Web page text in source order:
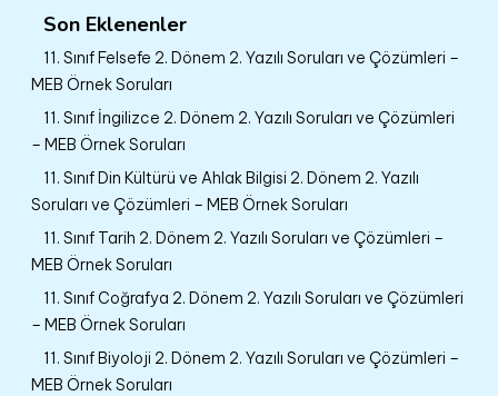
Son Eklenenler
11. Sınıf Felsefe 2. Dönem 2. Yazılı Soruları ve Çözümleri –
MEB Örnek Soruları
11. Sınıf İngilizce 2. Dönem 2. Yazılı Soruları ve Çözümleri
– MEB Örnek Soruları
11. Sınıf Din Kültürü ve Ahlak Bilgisi 2. Dönem 2. Yazılı
Soruları ve Çözümleri – MEB Örnek Soruları
11. Sınıf Tarih 2. Dönem 2. Yazılı Soruları ve Çözümleri –
MEB Örnek Soruları
11. Sınıf Coğrafya 2. Dönem 2. Yazılı Soruları ve Çözümleri
– MEB Örnek Soruları
11. Sınıf Biyoloji 2. Dönem 2. Yazılı Soruları ve Çözümleri –
MEB Örnek Soruları